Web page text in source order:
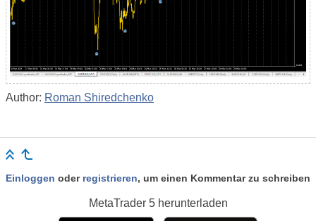
Author: Roman Shiredchenko
Einloggen oder registrieren, um einen Kommentar zu schreiben
MetaTrader 5herunterladen